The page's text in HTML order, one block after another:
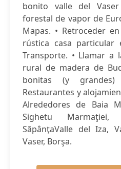
bonito valle del
forestal de vapor de
Mapas. • Retroceder
rústica casa particular
Transporte. • Llamar a
rural de madera de
bonitas (y
Restaurantes y
Alrededores de Baia
Sighetu
SăpânţaValle del Iza,
Vaser, Borşa.